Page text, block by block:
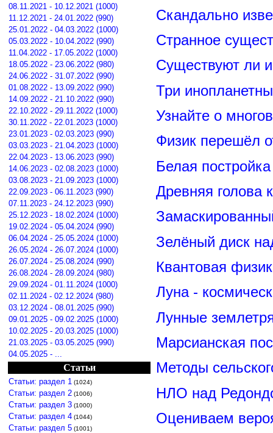
08.11.2021 - 10.12.2021 (1000)
11.12.2021 - 24.01.2022 (990)
25.01.2022 - 04.03.2022 (1000)
05.03.2022 - 10.04.2022 (990)
11.04.2022 - 17.05.2022 (1000)
18.05.2022 - 23.06.2022 (980)
24.06.2022 - 31.07.2022 (990)
01.08.2022 - 13.09.2022 (990)
14.09.2022 - 21.10.2022 (990)
22.10.2022 - 29.11.2022 (1000)
30.11.2022 - 22.01.2023 (1000)
23.01.2023 - 02.03.2023 (990)
03.03.2023 - 21.04.2023 (1000)
22.04.2023 - 13.06.2023 (990)
14.06.2023 - 02.08.2023 (1000)
03.08.2023 - 21.09.2023 (1000)
22.09.2023 - 06.11.2023 (990)
07.11.2023 - 24.12.2023 (990)
25.12.2023 - 18.02.2024 (1000)
19.02.2024 - 05.04.2024 (990)
06.04.2024 - 25.05.2024 (1000)
26.05.2024 - 26.07.2024 (1000)
26.07.2024 - 25.08.2024 (990)
26.08.2024 - 28.09.2024 (980)
29.09.2024 - 01.11.2024 (1000)
02.11.2024 - 02.12.2024 (980)
03.12.2024 - 08.01.2025 (990)
09.01.2025 - 09.02.2025 (1000)
10.02.2025 - 20.03.2025 (1000)
21.03.2025 - 03.05.2025 (990)
04.05.2025 - ...
Статьи
Статьи: раздел 1 (1024)
Статьи: раздел 2 (1006)
Статьи: раздел 3 (1000)
Статьи: раздел 4 (1044)
Статьи: раздел 5 (1001)
Скандально
Странное
Существуют ли
Три
Узнайте о
Физик перешёл
Белая
Древняя голова
Зелёный диск
Квантовая
Луна -
Лунные
Марсианская
Методы
НЛО над
Оцениваем